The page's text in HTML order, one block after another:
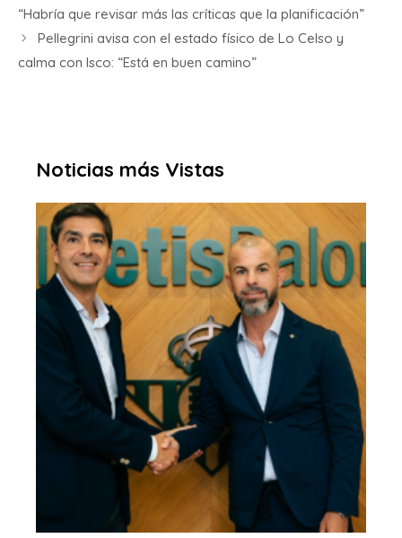
“Habría que revisar más las críticas que la planificación”
Pellegrini avisa con el estado físico de Lo Celso y
calma con Isco: “Está en buen camino”
Noticias más Vistas